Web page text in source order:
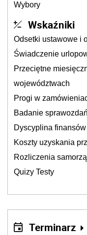
Wybory
Wskaźniki
Odsetki ustawowe i
Świadczenie
Przeciętne
województwach
Progi w
Badanie
Dyscyplina
Koszty uzyskania
Rozliczenia
Quizy Testy
Terminarz